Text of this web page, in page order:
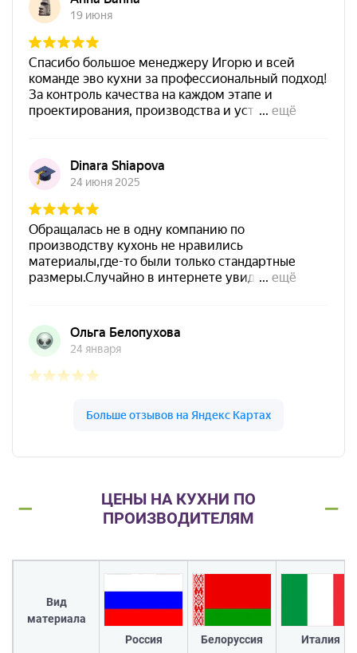
ЦЕНЫ НА КУХНИ ПО
ПРОИЗВОДИТЕЛЯМ
Вид
материала
Россия
Белоруссия Италия